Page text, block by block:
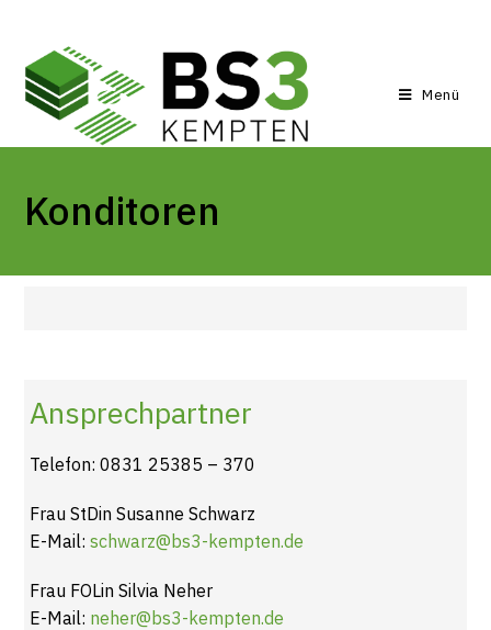
Menü
Konditoren
Ansprechpartner
Telefon: 0831 25385 – 370
Frau StDin Susanne Schwarz
E-Mail:schwarz@bs3-kempten.de
Frau FOLin Silvia Neher
E-Mail: neher@bs3-kempten.de